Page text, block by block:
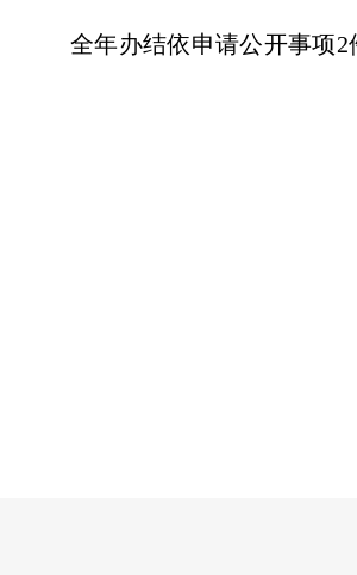
全年办结依申请公开事项2
按照要求作出答复，并详细
区统计局立足统计工作职
全防线，保障统计信息真实、